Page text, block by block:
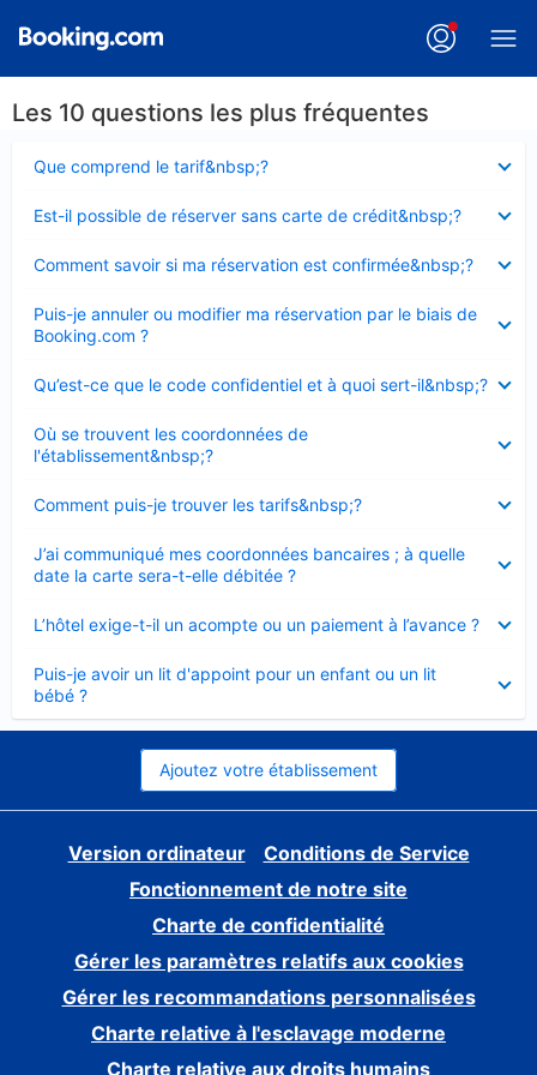
Les 10 questions les plus fréquentes
Que comprend le tarif&nbsp;?
fermé
Est-il possible de réserver sans carte de crédit&nbsp;?
fermé
Comment savoir si ma réservation est confirmée&nbsp;?
fermé
Puis-je annuler ou modifier ma réservation par le biais de
Booking.com ?
fermé
Qu’est-ce que le code confidentiel et à quoi sert-il&nbsp;?
fermé
Où se trouvent les coordonnées de
l'établissement&nbsp;?
fermé
Comment puis-je trouver les tarifs&nbsp;?
fermé
J’ai communiqué mes coordonnées bancaires ; à quelle
date la carte sera-t-elle débitée ?
fermé
L’hôtel exige-t-il un acompte ou un paiement à l’avance ?
fermé
Puis-je avoir un lit d'appoint pour un enfant ou un lit
bébé ?
fermé
Ajoutez votre établissement
Version ordinateur
Conditions de Service
Fonctionnement de notre site
Charte de confidentialité
Gérer les paramètres relatifs aux cookies
Gérer les recommandations personnalisées
Charte relative à l'esclavage moderne
Charte relative aux droits humains